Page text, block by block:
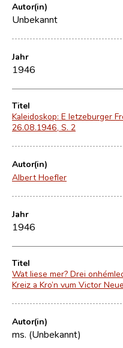
Autor(in)
Unbekannt
Jahr
1946
Titel
Kaleidoskop: E letzeburger
26.08.1946, S. 2
Autor(in)
Albert Hoefler
Jahr
1946
Titel
Wat liese mer? Drei
Kreiz a Kro’n vum Victor
Autor(in)
ms. (Unbekannt)